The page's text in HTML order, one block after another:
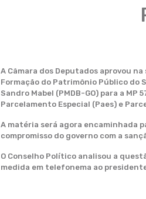
A Câmara dos Deputados aprovou
Formação do Patrimônio Público do
Sandro Mabel (PMDB-GO) para a
Parcelamento Especial (Paes) e
A matéria será agora encaminhada
compromisso do governo com a
O Conselho Político analisou a
medida em telefonema ao